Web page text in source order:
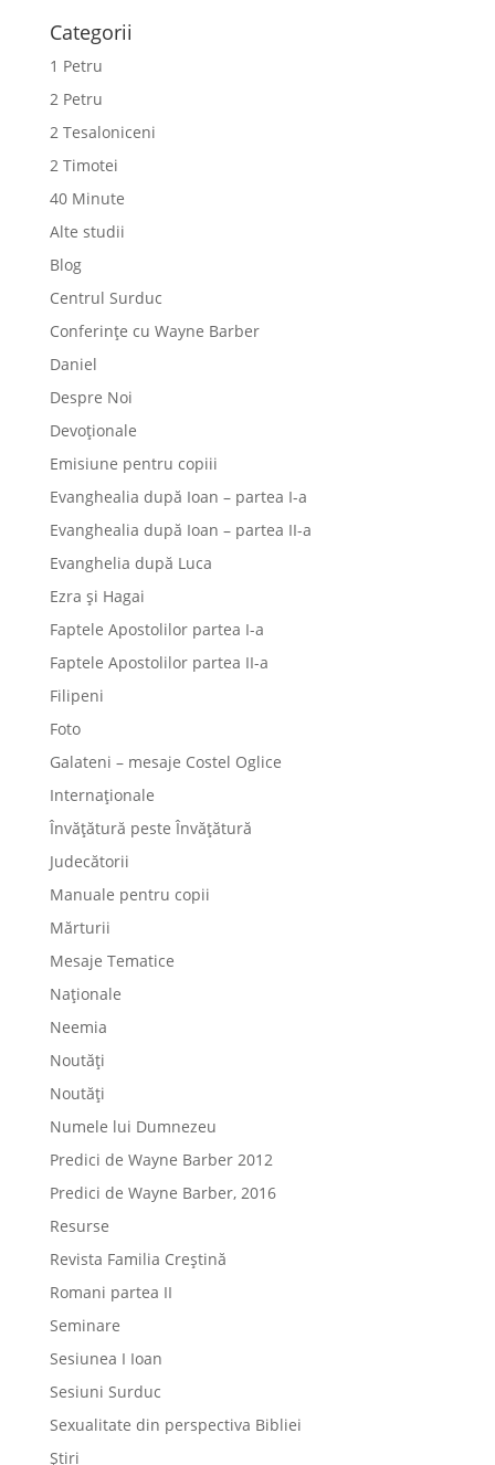
Categorii
1 Petru
2 Petru
2 Tesaloniceni
2 Timotei
40 Minute
Alte studii
Blog
Centrul Surduc
Conferințe cu Wayne Barber
Daniel
Despre Noi
Devoționale
Emisiune pentru copiii
Evanghealia după Ioan – partea I-a
Evanghealia după Ioan – partea II-a
Evanghelia după Luca
Ezra și Hagai
Faptele Apostolilor partea I-a
Faptele Apostolilor partea II-a
Filipeni
Foto
Galateni – mesaje Costel Oglice
Internaționale
Învățătură peste Învățătură
Judecătorii
Manuale pentru copii
Mărturii
Mesaje Tematice
Naționale
Neemia
Noutăți
Noutăți
Numele lui Dumnezeu
Predici de Wayne Barber 2012
Predici de Wayne Barber, 2016
Resurse
Revista Familia Creștină
Romani partea II
Seminare
Sesiunea I Ioan
Sesiuni Surduc
Sexualitate din perspectiva Bibliei
Știri